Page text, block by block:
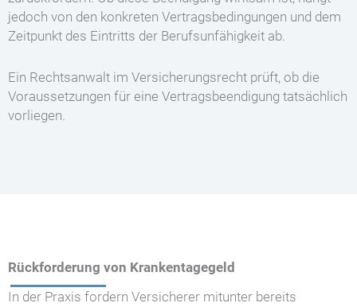
jedoch von den konkreten Vertragsbedingungen und dem
Zeitpunkt des Eintritts der Berufsunfähigkeit ab.
Ein Rechtsanwalt im Versicherungsrecht prüft, ob die
Voraussetzungen für eine Vertragsbeendigung tatsächlich
vorliegen.
Rückforderung von Krankentagegeld
In der Praxis fordern Versicherer mitunter bereits